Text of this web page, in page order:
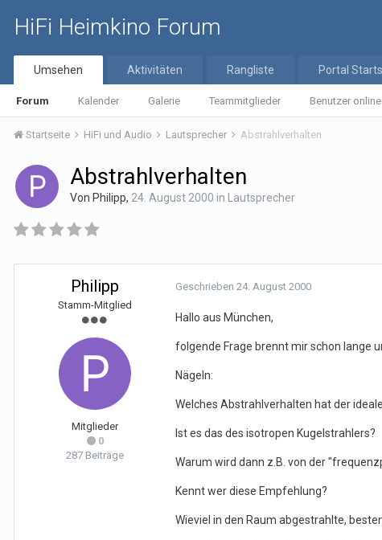
HiFi Heimkino Forum
Umsehen
Forum Kalender Galerie Teammitglieder Benutzer online
Aktivitäten Rangliste Portal
Startseite HiFi und Audio Lautsprecher Abstrahlverhalten
Abstrahlverhalten
Von Philipp, 24. August 2000 in Lautsprecher
Philipp
Stamm-Mitglied
Mitglieder
0
287 Beiträge
Geschrieben 24. August 2000
Hallo aus München,
folgende Frage brennt mir schon lange
Nägeln:
Welches Abstrahlverhalten hat der
Ist es das des isotropen Kugelstrahlers?
Warum wird dann z.B. von der
Kennt wer diese Empfehlung?
Wieviel in den Raum abgestrahlte,